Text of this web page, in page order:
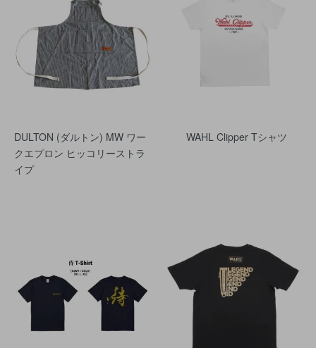
DULTON (ダルトン) MW ワー
クエプロン ヒッコリーストラ
イプ
WAHL Clipper Tシャツ